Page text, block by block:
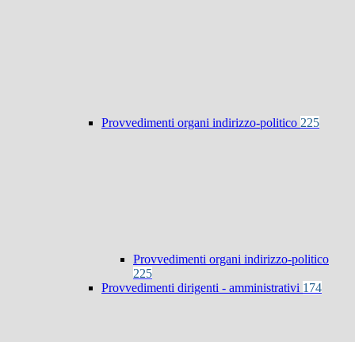
Provvedimenti organi indirizzo-politico 225
Provvedimenti organi indirizzo-politico
225
Provvedimenti dirigenti - amministrativi 174